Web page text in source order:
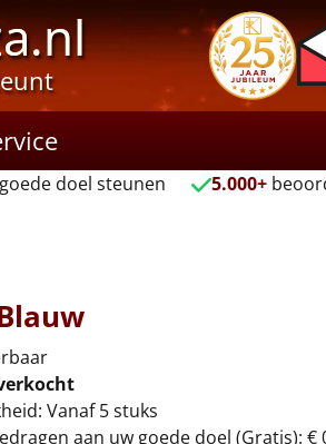
doel steunen 5.000+
Vanaf 5 stuks
aan uw goede doel (Gratis): €